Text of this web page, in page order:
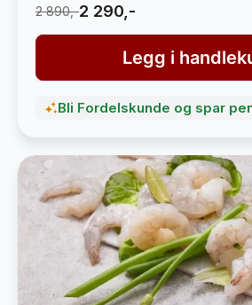
2 890,-2 290,-
Legg i
Bli Fordelskunde og spar